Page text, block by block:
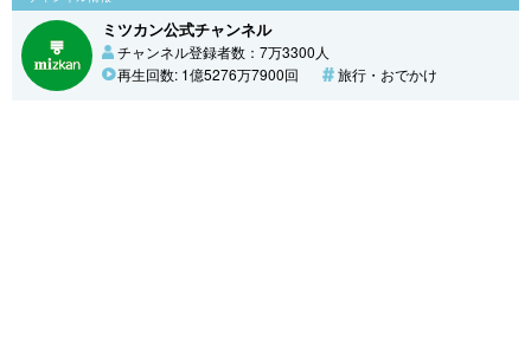
ミツカン公式チャンネル
チャンネル登録者数：7万3300人
再生回数: 1億5276万7900回
旅行・おでかけ